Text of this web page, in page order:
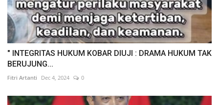
" INTEGRITAS HUKUM KOBAR DIUJI : DRAMA HUKUM TAK
BERUJUNG...
Fitri Artanti Dec 4, 2024 0